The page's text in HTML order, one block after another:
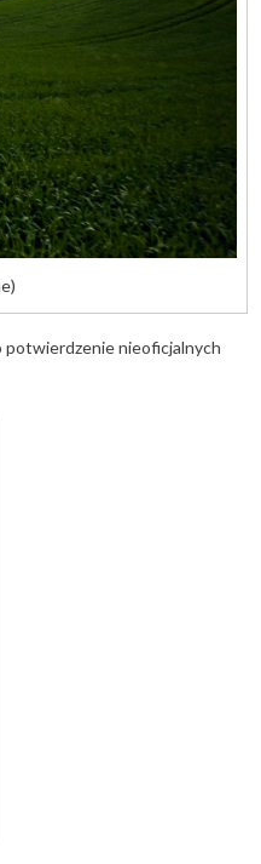
potwierdzenie nieoficjalnych